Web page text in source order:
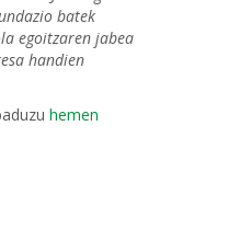
batek
egoitzaren jabea
handien
hemen